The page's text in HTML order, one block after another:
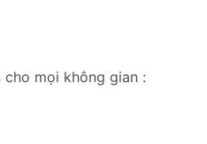
mọi không gian :